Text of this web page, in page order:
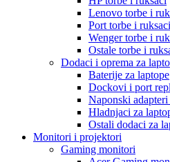
Lenovo torbe i
Port torbe i ruksaci
Wenger torbe i
Ostale torbe i
Dodaci i oprema za
Baterije za laptope
Dockovi i port
Naponski
Hladnjaci za
Ostali dodaci za
Monitori i projektori
Gaming monitori